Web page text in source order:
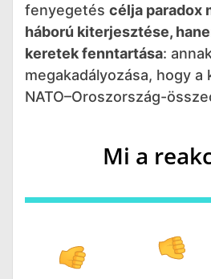
fenyegetés célja paradox
háború kiterjesztése,
keretek fenntartása:
megakadályozása, hogy
NATO–Oroszország-
Mi a